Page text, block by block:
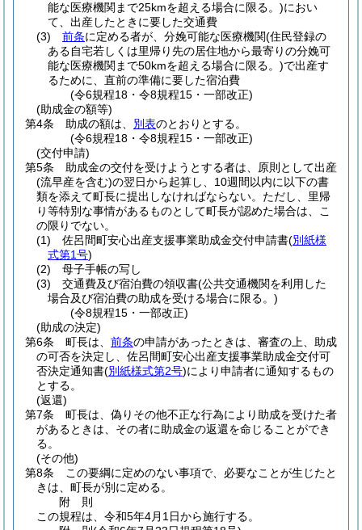
能な医療機関まで25kmを超える場合に限る。)におい
て、出産したときに要した交通費
(3)
前条に定める者が、分娩可能な医療機関(住民登録の
ある自宅若しくは里帰り先の居住地から最寄りの分娩可
能な医療機関まで50kmを超える場合に限る。)で出産す
るために、直前の準備に要した宿泊費
(令6規程18・令8規程15・一部改正)
(助成金の額等)
第4条
助成の額は、 別表のとおりとする。
(令6規程18・令8規程15・一部改正)
(交付申請)
第5条
助成金の交付を受けようとする者は、原則として出産
(流早産を含む)の翌日から起算し、10週間以内に以下の書
類を添えて町長に提出しなければならない。 ただし、里帰
り等特別な事情があるものとして町長が認めた場合は、こ
の限りでない。
(1)
佐呂間町安心出産支援事業助成金交付申請書(別紙様
式第1号)
(2)
母子手帳の写し
(3)
交通費及び宿泊費の領収書(公共交通機関を利用した
場合及び宿泊費の助成を受ける場合に限る。)
(令8規程15・一部改正)
(助成の決定)
第6条
町長は、 前条の申請があったときは、審査の上、助成
の可否を決定し、佐呂間町安心出産支援事業助成金交付可
否決定通知書(別紙様式第2号)により申請者に通知するもの
とする。
(返還)
第7条
町長は、偽りその他不正な行為により助成を受けた者
があるときは、その者に助成金の返還を命じることができ
る。
(その他)
第8条
この要綱に定めのない事項で、必要なことが生じたと
きは、町長が別に定める。
附 則
この規程は、令和5年4月1日から施行する。